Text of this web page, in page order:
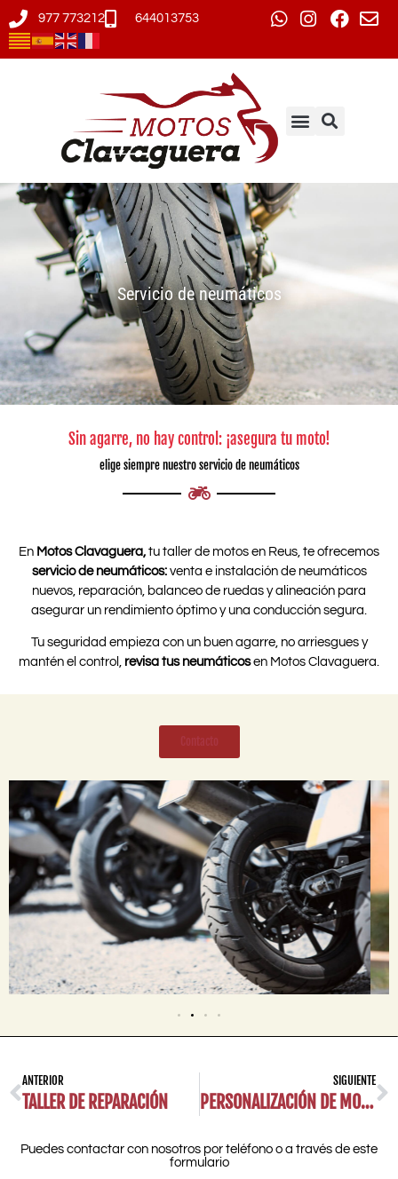
977 773212 644013753
Servicio de neumáticos
Sin agarre, no hay control: ¡asegura tu moto!
elige siempre nuestro servicio de neumáticos
En Motos Clavaguera,tu taller de motos en Reus, te ofrecemos
servicio de neumáticos: venta e instalación de neumáticos
nuevos, reparación, balanceo de ruedas y alineación para
asegurar un rendimiento óptimo y una conducción segura.
Tu seguridad empieza con un buen agarre, no arriesgues y
mantén el control, revisa tus neumáticosen Motos Clavaguera.
Contacto
ANTERIOR
TALLER DE REPARACIÓN
SIGUIENTE
PERSONALIZACIÓN DE MOTOS
Puedes contactar con nosotros por teléfono o a través de este
formulario